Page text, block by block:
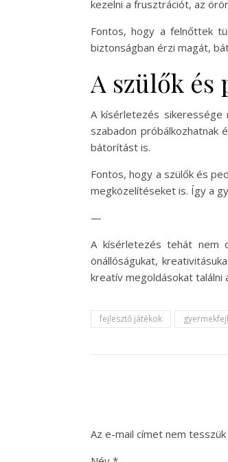
kezelni a frusztrációt, az
Fontos, hogy a felnőttek
biztonságban érzi magát,
A szülők és
A kísérletezés sikeressége
szabadon próbálkozhatnak
bátorítást is.
Fontos, hogy a szülők és
megközelítéseket is. Így a
—
A kísérletezés tehát nem
önállóságukat,
kreatív megoldásokat találni
fejlesztő játékok
Az e-mail címet nem tesszük